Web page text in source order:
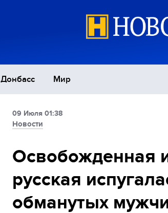
Донбасс Мир
Экономика
Спорт
09 Июля 01:38
Новости
Освобожденная
русская
обманутых